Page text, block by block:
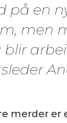
på en
men
merder er